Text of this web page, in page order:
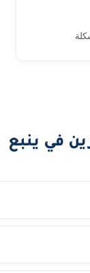
في ينبع
تأخر البديل.